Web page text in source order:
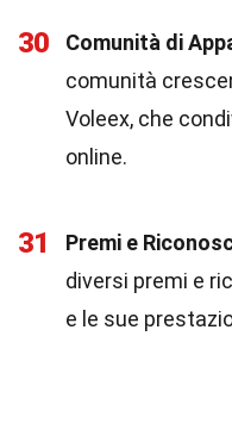
30 Comunità di
comunità
Voleex, che
online.
31 Premi e
diversi premi e
e le sue